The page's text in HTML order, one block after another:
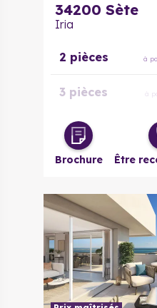
34200 Sète
Iria
2 pièces à
3 pièces à
4 pièces à
Brochure Être